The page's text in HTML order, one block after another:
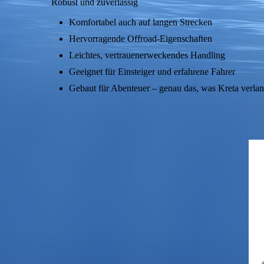
Robust und zuverlässig
Komfortabel auch auf langen Strecken
Hervorragende Offroad-Eigenschaften
Leichtes, vertrauenerweckendes Handling
Geeignet für Einsteiger und erfahrene Fahrer
Gebaut für Abenteuer – genau das, was Kreta